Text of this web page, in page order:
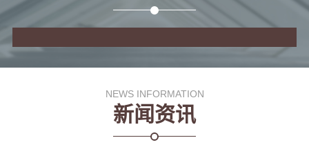
NEWS INFORMATION
新闻资讯